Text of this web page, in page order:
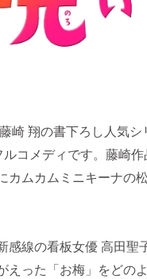
崎 翔の書下ろし人気
コメディです。藤崎
ムカムミニキーナの
線の看板女優 高田聖子
った「お梅」をどのよ